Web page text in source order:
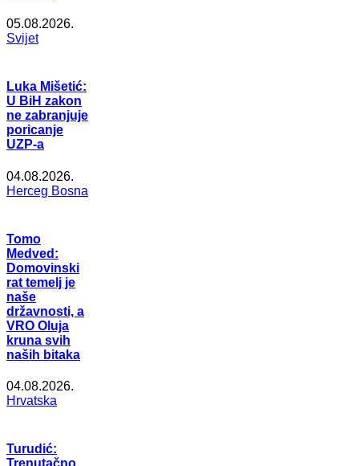
05.08.2026.
Svijet
Luka Mišetić:
U BiH zakon
ne zabranjuje
poricanje
UZP-a
04.08.2026.
Herceg Bosna
Tomo
Medved:
Domovinski
rat temelj je
naše
državnosti, a
VRO Oluja
kruna svih
naših bitaka
04.08.2026.
Hrvatska
Turudić: